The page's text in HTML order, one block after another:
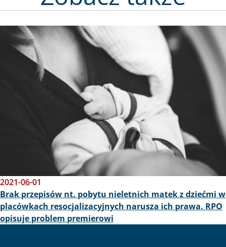
Obraz
2021-06-01
Brak przepisów nt. pobytu nieletnich matek z dziećmi w
placówkach resocjalizacyjnych narusza ich prawa. RPO
opisuje problem premierowi